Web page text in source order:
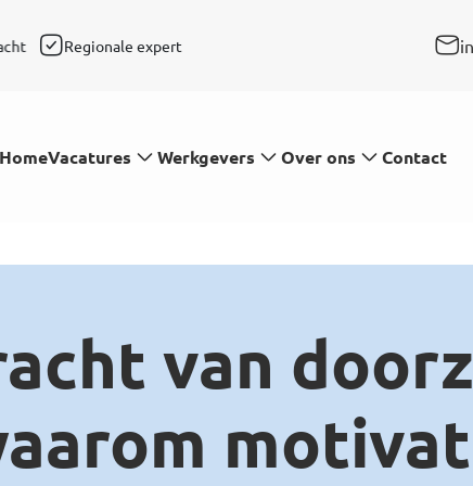
Regionale expertise
HomeVacatures Werkgevers Over ons Contact
van